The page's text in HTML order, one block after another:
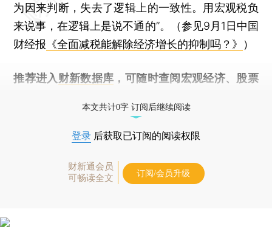
为因来判断，失去了逻辑上的一致性。用宏观税负
来说事，在逻辑上是说不通的”。（参见9月1日中国
财经报 《全面减税能解除经济增长的抑制吗？》 ）
推荐进入 财新数据库 ，可随时查阅宏观经济、股票
本文共计0字 订阅后继续阅读
登录 后获取已订阅的阅读权限
财新通会员
可畅读全文
订阅/会员升级